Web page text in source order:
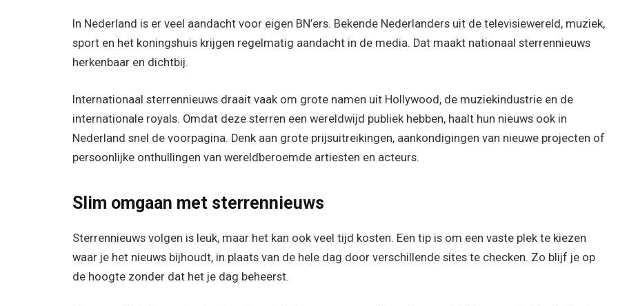
In Nederland is er veel aandacht voor eigen BN’ers. Bekende Nederlanders uit de televisiewereld, muziek,
sport en het koningshuis krijgen regelmatig aandacht in de media. Dat maakt nationaal sterrennieuws
herkenbaar en dichtbij.
Internationaal sterrennieuws draait vaak om grote namen uit Hollywood, de muziekindustrie en de
internationale royals. Omdat deze sterren een wereldwijd publiek hebben, haalt hun nieuws ook in
Nederland snel de voorpagina. Denk aan grote prijsuitreikingen, aankondigingen van nieuwe projecten of
persoonlijke onthullingen van wereldberoemde artiesten en acteurs.
Slim omgaan met sterrennieuws
Sterrennieuws volgen is leuk, maar het kan ook veel tijd kosten. Een tip is om een vaste plek te kiezen
waar je het nieuws bijhoudt, in plaats van de hele dag door verschillende sites te checken. Zo blijf je op
de hoogte zonder dat het je dag beheerst.